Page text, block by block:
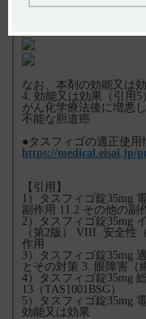
国際共同第2相試験（
なお、本剤の効能又は
4. 効能又は効果（引用5
がん化学療法後に増悪
不能な胆道癌
●タスフィゴの適正使用
https://medical.eisai.jp/
【引用】
1）タスフィゴ錠35mg
副作用 11.2 その他の副
2）タスフィゴ錠35mg
（第2版） VIII. 安全性
作用
3）タスフィゴ錠35mg
とその対策 3. 眼障害（
4）タスフィゴ錠35mg
13（TAS1001BSG）
5）タスフィゴ錠35mg
効能又は効果